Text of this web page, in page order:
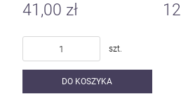
41,00 zł
szt.
DO KOSZYKA